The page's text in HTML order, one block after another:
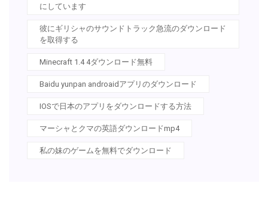
にしています
彼にギリシャのサウンドトラック急流のダウンロード
を取得する
Minecraft 1.4 4ダウンロード無料
Baidu yunpan androaidアプリのダウンロード
IOSで日本のアプリをダウンロードする方法
マーシャとクマの英語ダウンロードmp4
私の妹のゲームを無料でダウンロード